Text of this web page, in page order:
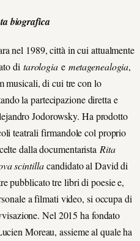
biografica
nel 1989, città in cui attualmente
di tarologia e metagenealogia,
musicali, di cui tre con lo
la partecipazione diretta e
Jodorowsky. Ha prodotto
teatrali firmandole col proprio
dalla documentarista Rita
scintillacandidato al David di
pubblicato tre libri di poesie e,
a filmati video, si occupa di
Nel 2015 ha fondato
Moreau, assieme al quale ha